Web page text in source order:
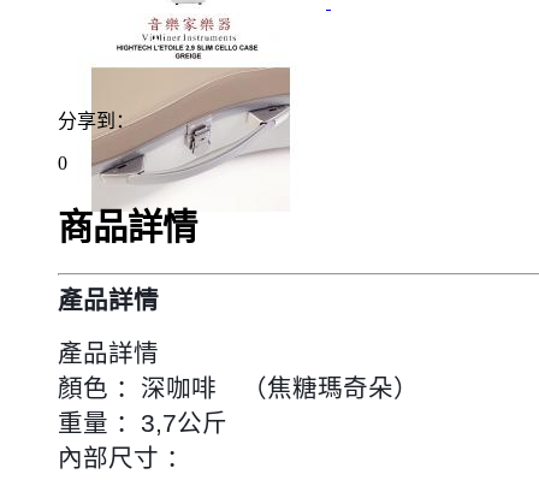
分享到：
0
商品詳情
產品詳情
產品詳情
顏色 ： 深咖啡 （焦糖瑪奇朵）
重量 ：3,7公斤
內部尺寸 ：